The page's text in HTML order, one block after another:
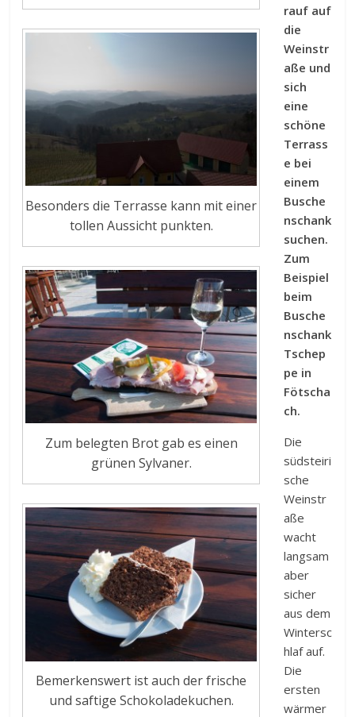
Besonders die Terrasse kann mit einer
tollen Aussicht punkten.
Zum belegten Brot gab es einen
grünen Sylvaner.
Bemerkenswert ist auch der frische
und saftige Schokoladekuchen.
rauf auf
die
Weinstr
aße und
sich
eine
schöne
Terrass
e bei
einem
Busche
nschank
suchen.
Zum
Beispiel
beim
Busche
nschank
Tschep
pe in
Fötscha
ch.
Die
südsteiri
sche
Weinstr
aße
wacht
langsam
aber
sicher
aus dem
Wintersc
hlaf auf.
Die
ersten
wärmer